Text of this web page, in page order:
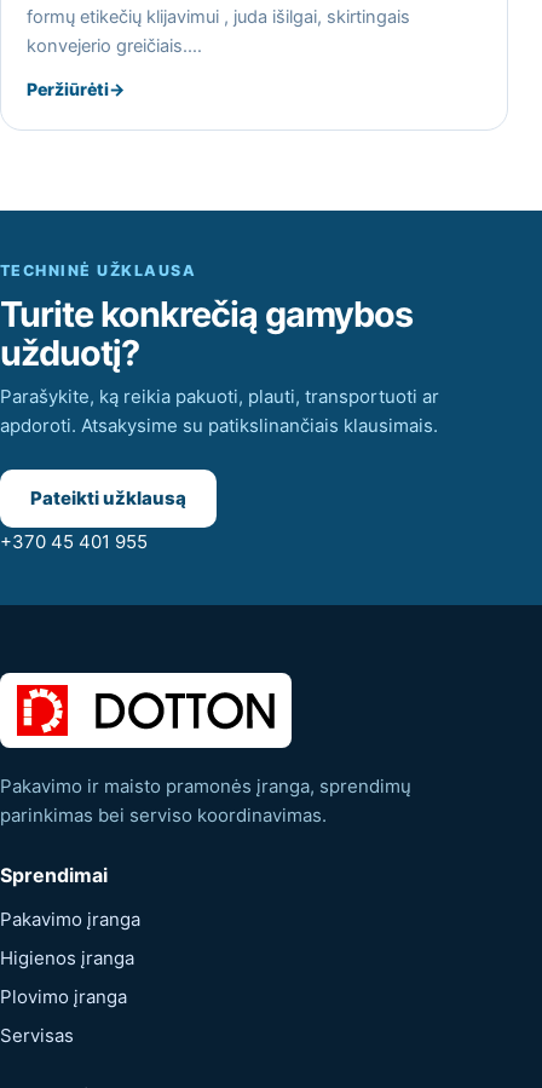
formų etikečių klijavimui , juda išilgai, skirtingais
konvejerio greičiais.…
Peržiūrėti→
TECHNINĖ UŽKLAUSA
Turite konkrečią gamybos
užduotį?
Parašykite, ką reikia pakuoti, plauti, transportuoti ar
apdoroti. Atsakysime su patikslinančiais klausimais.
Pateikti užklausą
+370 45 401 955
Pakavimo ir maisto pramonės įranga, sprendimų
parinkimas bei serviso koordinavimas.
Sprendimai
Pakavimo įranga
Higienos įranga
Plovimo įranga
Servisas